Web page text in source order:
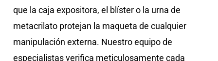
que la caja expositora, el blíster o la urna de
metacrilato protejan la maqueta de cualquier
manipulación externa. Nuestro equipo de
especialistas verifica meticulosamente cada